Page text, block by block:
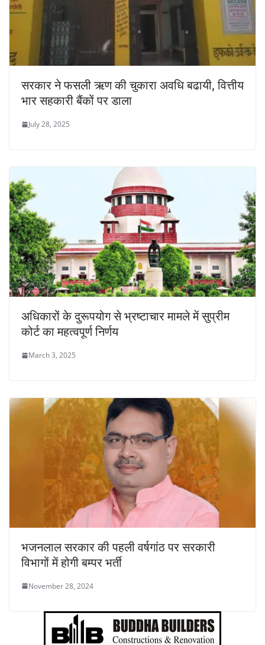
सरकार ने फसली ऋण की चुकारा अवधि बढायी, वित्तीय
भार सहकारी बैंकों पर डाला
July 28, 2025
अधिकारों के दुरूपयोग से भ्रष्टाचार मामले में सुप्रीम
कोर्ट का महत्वपूर्ण निर्णय
March 3, 2025
भजनलाल सरकार की पहली वर्षगांठ पर सरकारी
विभागों में होगी बम्पर भर्ती
November 28, 2024